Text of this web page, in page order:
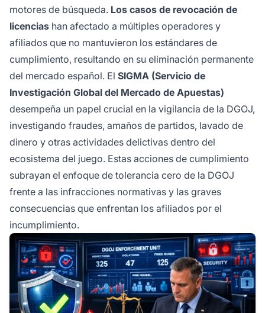
motores de búsqueda. Los casos de revocación de
licencias han afectado a múltiples operadores y
afiliados que no mantuvieron los estándares de
cumplimiento, resultando en su eliminación permanente
del mercado español. El SIGMA (Servicio de
Investigación Global del Mercado de Apuestas)
desempeña un papel crucial en la vigilancia de la DGOJ,
investigando fraudes, amaños de partidos, lavado de
dinero y otras actividades delictivas dentro del
ecosistema del juego. Estas acciones de cumplimiento
subrayan el enfoque de tolerancia cero de la DGOJ
frente a las infracciones normativas y las graves
consecuencias que enfrentan los afiliados por el
incumplimiento.